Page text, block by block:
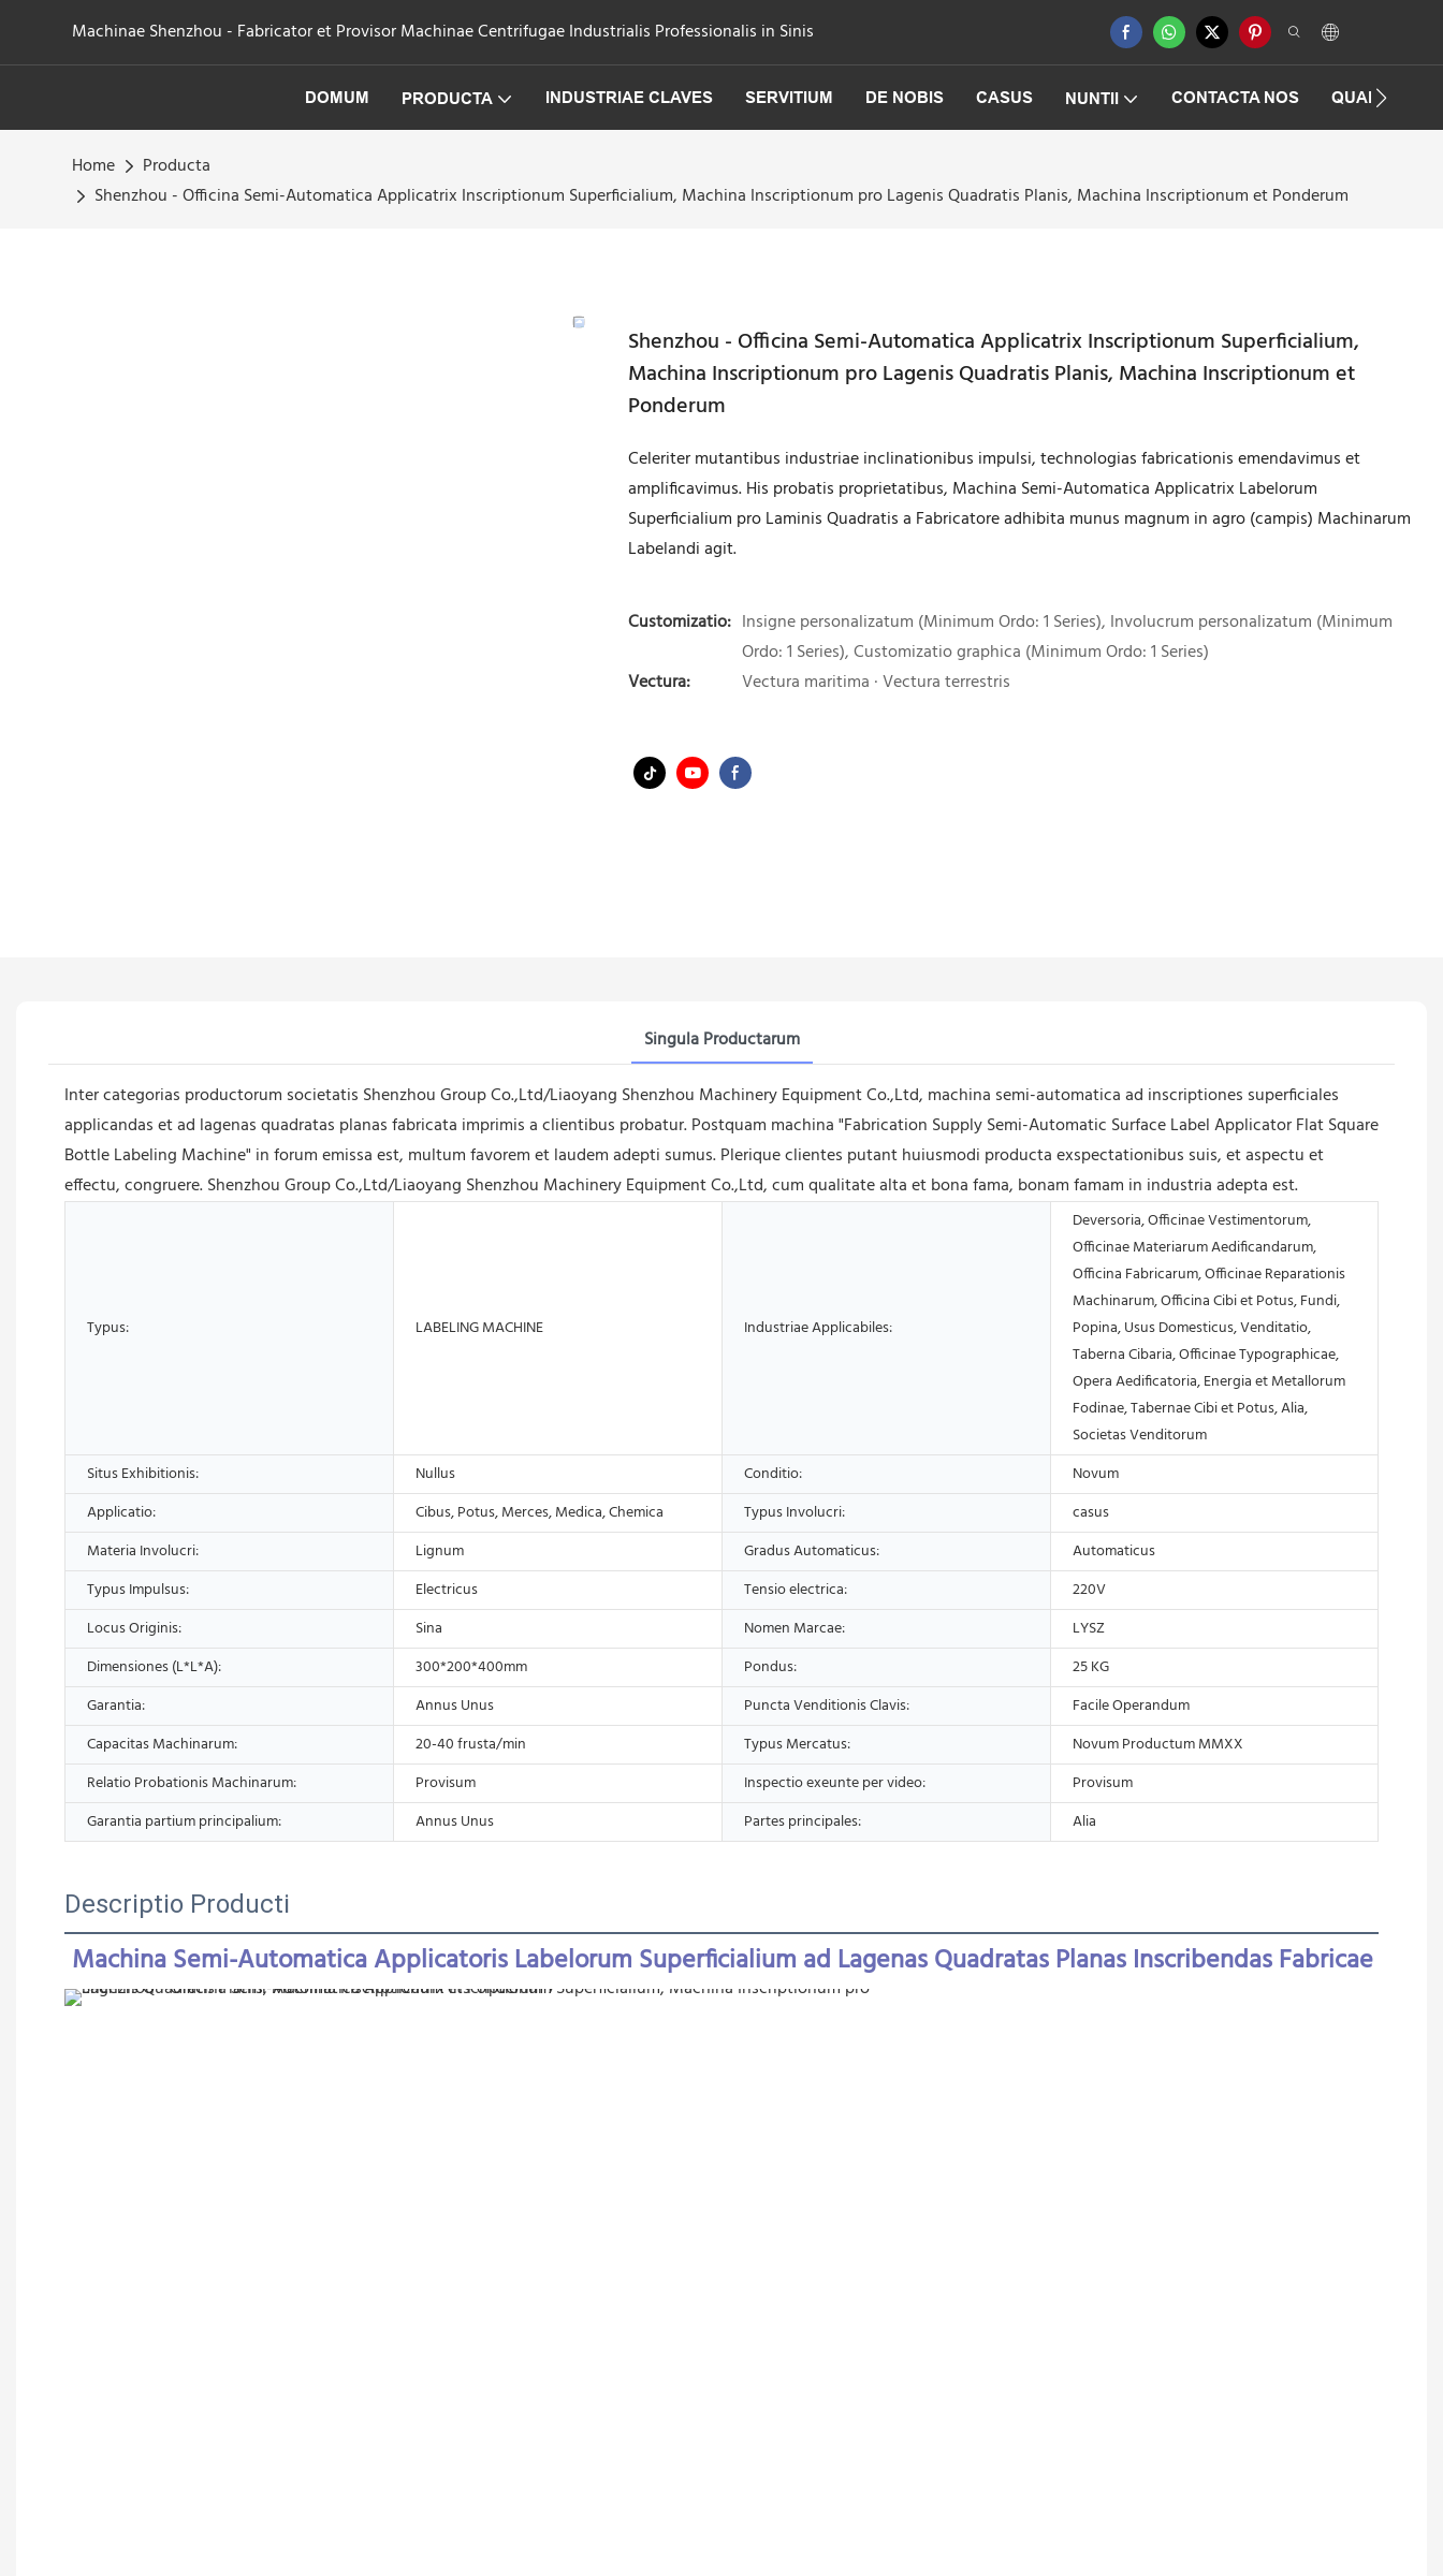
Machinae Shenzhou - Fabricator et Provisor Machinae Centrifugae Industrialis Professionalis in Sinis
DOMUM PRODUCTA INDUSTRIAE CLAVES SERVITIUM DE NOBIS CASUS NUNTII CONTACTA NOS
Home
Producta
Shenzhou - Officina Semi-Automatica Applicatrix Inscriptionum Superficialium, Machina Inscriptionum pro Lagenis Quadratis Planis, Machina Inscriptionum et Ponderum
Shenzhou - Officina Semi-Automatica Applicatrix Inscriptionum Superficialium,
Machina Inscriptionum pro Lagenis Quadratis Planis, Machina Inscriptionum et
Ponderum
Celeriter mutantibus industriae inclinationibus impulsi, technologias fabricationis emendavimus et
amplificavimus. His probatis proprietatibus, Machina Semi-Automatica Applicatrix Labelorum
Superficialium pro Laminis Quadratis a Fabricatore adhibita munus magnum in agro (campis) Machinarum
Labelandi agit.
Customizatio: Insigne personalizatum (Minimum Ordo: 1 Series), Involucrum personalizatum (Minimum
Ordo: 1 Series), Customizatio graphica (Minimum Ordo: 1 Series)
Vectura:
Vectura maritima · Vectura terrestris
Singula Productarum
Inter categorias productorum societatis Shenzhou Group Co.,Ltd/Liaoyang Shenzhou Machinery Equipment Co.,Ltd, machina semi-automatica ad inscriptiones superficiales
applicandas et ad lagenas quadratas planas fabricata imprimis a clientibus probatur. Postquam machina "Fabrication Supply Semi-Automatic Surface Label Applicator Flat Square
Bottle Labeling Machine" in forum emissa est, multum favorem et laudem adepti sumus. Plerique clientes putant huiusmodi producta exspectationibus suis, et aspectu et
effectu, congruere. Shenzhou Group Co.,Ltd/Liaoyang Shenzhou Machinery Equipment Co.,Ltd, cum qualitate alta et bona fama, bonam famam in industria adepta est.
Typus: LABELING MACHINE Industriae Applicabiles:
Deversoria, Officinae Vestimentorum,
Officinae Materiarum Aedificandarum,
Officina Fabricarum, Officinae Reparationis
Machinarum, Officina Cibi et Potus, Fundi,
Popina, Usus Domesticus, Venditatio,
Taberna Cibaria, Officinae Typographicae,
Opera Aedificatoria, Energia et Metallorum
Fodinae, Tabernae Cibi et Potus, Alia,
Societas Venditorum
Situs Exhibitionis:
Nullus Conditio:
Novum
Applicatio:
Cibus, Potus, Merces, Medica, Chemica Typus Involucri:
casus
Materia Involucri:
Lignum Gradus Automaticus:
Automaticus
Typus Impulsus:
Electricus Tensio electrica:
220V
Locus Originis:
Sina Nomen Marcae:
LYSZ
Dimensiones (L*L*A):
300*200*400mm Pondus:
25 KG
Garantia:
Annus Unus Puncta Venditionis Clavis:
Facile Operandum
Capacitas Machinarum:
20-40 frusta/min Typus Mercatus:
Novum Productum MMXX
Relatio Probationis Machinarum:
Provisum Inspectio exeunte per video:
Provisum
Garantia partium principalium:
Annus Unus Partes principales: Alia
Descriptio Producti
Machina Semi-Automatica Applicatoris Labelorum Superficialium ad Lagenas Quadratas Planas Inscribendas Fabricae